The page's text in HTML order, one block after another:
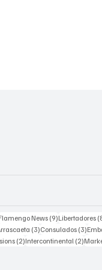
posts News(9)9 posts
Libertadores
posts (3)3 posts
Consulados (3)3
(2)2 posts
Intercontinental (2)2